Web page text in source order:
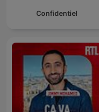
Confidentiel